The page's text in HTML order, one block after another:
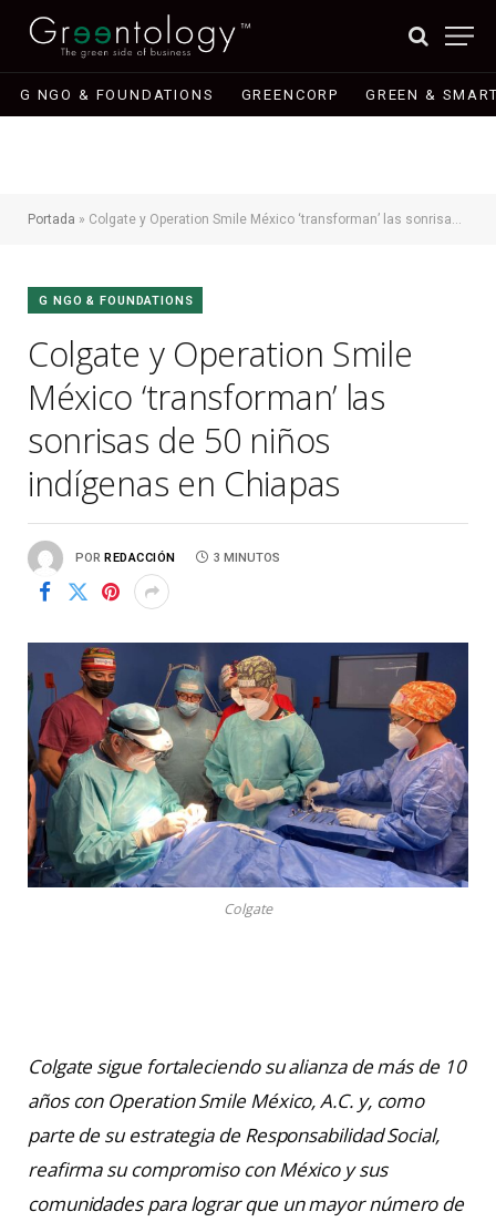
G NGO & FOUNDATIONS GREENCORP GREEN &
Portada » Colgate y Operation Smile México ‘transforman’ las sonrisas de 50 niños indígenas en Chiapas
G NGO & FOUNDATIONS
Colgate y Operation Smile
México ‘transforman’ las
sonrisas de 50 niños
indígenas en Chiapas
POR REDACCIÓN 3 MINUTOS
Colgate
Colgate sigue fortaleciendo su alianza de más de 10
años con Operation Smile México, A.C. y, como
parte de su estrategia de Responsabilidad Social,
reafirma su compromiso con México y sus
comunidades para lograr que un mayor número de